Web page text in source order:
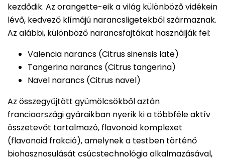
kezdődik. Az orangette-eik a világ különböző vidékein
lévő, kedvező klímájú narancsligetekből származnak.
Az alábbi, különböző narancsfajtákat használják fel:
Valencia narancs (Citrus sinensis late)
Tangerina narancs (Citrus tangerina)
Navel narancs (Citrus navel)
Az összegyűjtött gyümölcsökből aztán
franciaországi gyáraikban nyerik ki a többféle aktív
összetevőt tartalmazó, flavonoid komplexet
(flavonoid frakció), amelynek a testben történő
biohasznosulását csúcstechnológia alkalmazásával,